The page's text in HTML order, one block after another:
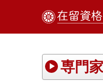
専門